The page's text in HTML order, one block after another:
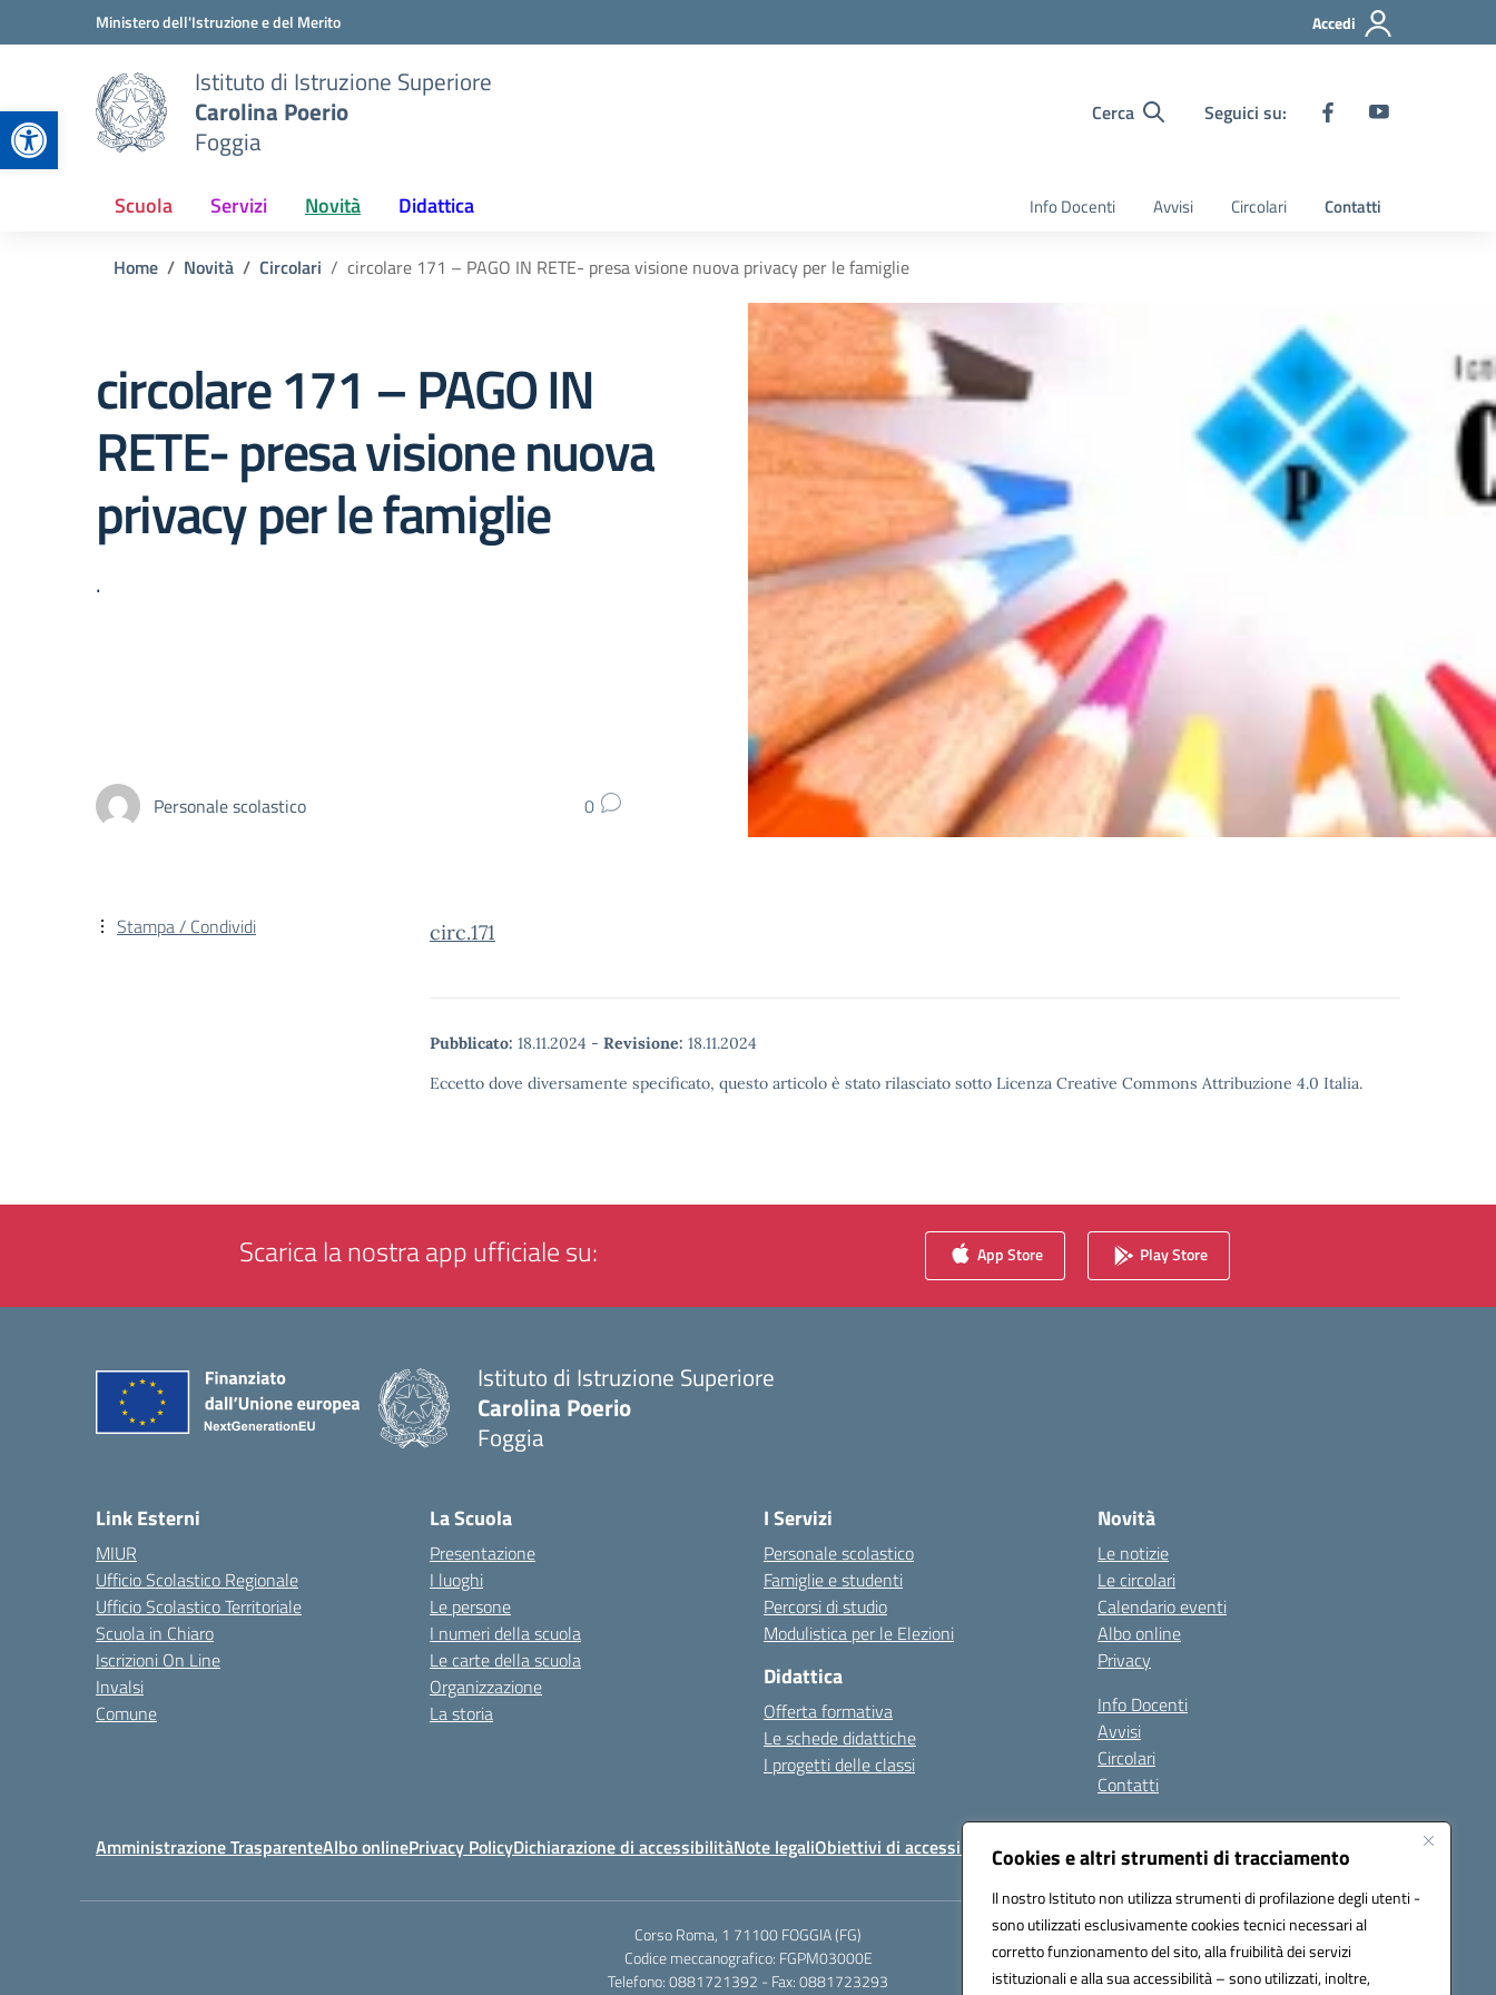
Apri la barra degli strumenti
Cookies e altri strumenti di tracciamento
Il nostro Istituto non utilizza strumenti di profilazione degli utenti -
sono utilizzati esclusivamente cookies tecnici necessari al
corretto funzionamento del sito, alla fruibilità dei servizi
istituzionali e alla sua accessibilità – sono utilizzati, inoltre,
Vai ai contenuti
Vai al menu di navigazioneMinistero dell'Istruzione e del Merito Accedi
Istituto di Istruzione Superiore
Carolina Poerio
Foggia
Cerca Seguici su:
Scuola Servizi Novità Didattica Info Docenti Avvisi Circolari Contatti
Home Novità Circolari circolare 171 – PAGO IN RETE- presa visione nuova privacy per le famiglie
circolare 171 – PAGO IN
RETE- presa visione nuova
privacy per le famiglie
.
Personale scolastico 0
circ.171
Pubblicato: 18.11.2024 - Revisione: 18.11.2024
Eccetto dove diversamente specificato, questo articolo è stato rilasciato sotto Licenza Creative Commons Attribuzione 4.0 Italia.
Stampa / Condividi
Scarica la nostra app ufficiale su: App Store Play Store
Istituto di Istruzione Superiore
Carolina Poerio
Foggia
Link Esterni
MIUR
Ufficio Scolastico Regionale
Ufficio Scolastico Territoriale
Scuola in Chiaro
Iscrizioni On Line
Invalsi
Comune
La Scuola
Presentazione
I luoghi
Le persone
I numeri della scuola
Le carte della scuola
Organizzazione
La storia
I Servizi
Personale scolastico
Famiglie e studenti
Percorsi di studio
Modulistica per le Elezioni
Didattica
Offerta formativa
Le schede didattiche
I progetti delle classi
Novità
Le notizie
Le circolari
Calendario eventi
Albo online
Privacy
Info Docenti
Avvisi
Circolari
Contatti
Amministrazione TrasparenteAlbo onlinePrivacy PolicyDichiarazione di accessibilitàNote legaliObiettivi di accessibilità Seguici su:
Corso Roma, 1 71100 FOGGIA (FG)
Codice meccanografico: FGPM03000E
Telefono: 0881721392 - Fax: 0881723293